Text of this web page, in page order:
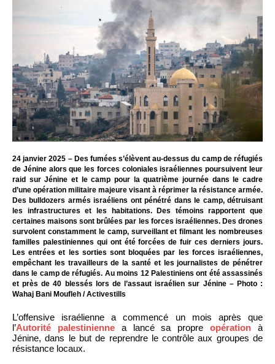
24 janvier 2025 – Des fumées s’élèvent au-dessus du camp de réfugiés
de Jénine alors que les forces coloniales israéliennes poursuivent leur
raid sur Jénine et le camp pour la quatrième journée dans le cadre
d’une opération militaire majeure visant à réprimer la résistance armée.
Des bulldozers armés israéliens ont pénétré dans le camp, détruisant
les infrastructures et les habitations. Des témoins rapportent que
certaines maisons sont brûlées par les forces israéliennes. Des drones
survolent constamment le camp, surveillant et filmant les nombreuses
familles palestiniennes qui ont été forcées de fuir ces derniers jours.
Les entrées et les sorties sont bloquées par les forces israéliennes,
empêchant les travailleurs de la santé et les journalistes de pénétrer
dans le camp de réfugiés. Au moins 12 Palestiniens ont été assassinés
et près de 40 blessés lors de l’assaut israélien sur Jénine – Photo :
Wahaj Bani Moufleh / Activestills
L’offensive israélienne a commencé un mois après que
l’Autorité palestiniennea lancé sa propreopération à
Jénine, dans le but de reprendre le contrôle aux groupes de
résistance locaux.